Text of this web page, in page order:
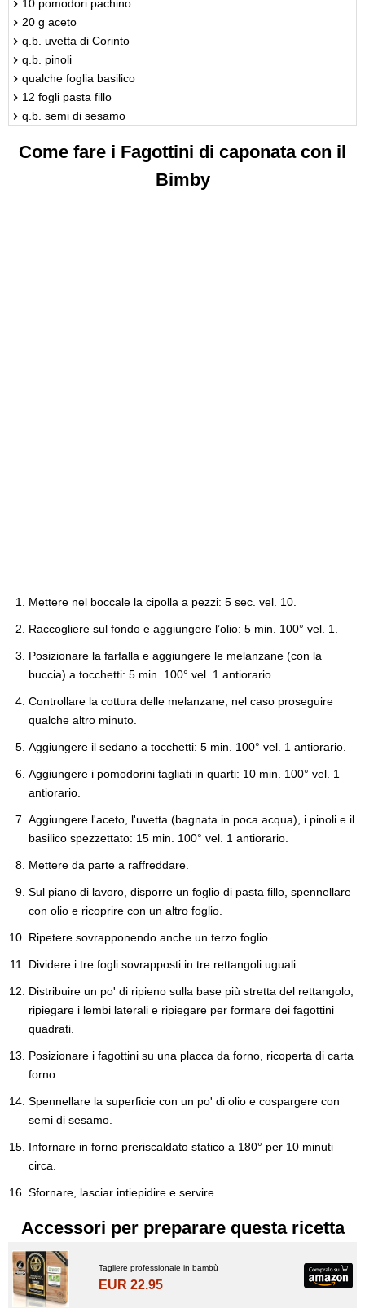
10 pomodori pachino
20 g aceto
q.b. uvetta di Corinto
q.b. pinoli
qualche foglia basilico
12 fogli pasta fillo
q.b. semi di sesamo
Come fare i Fagottini di caponata con il
Bimby
Mettere nel boccale la cipolla a pezzi: 5 sec. vel. 10.
Raccogliere sul fondo e aggiungere l’olio: 5 min. 100° vel. 1.
Posizionare la farfalla e aggiungere le melanzane (con la
buccia) a tocchetti: 5 min. 100° vel. 1 antiorario.
Controllare la cottura delle melanzane, nel caso proseguire
qualche altro minuto.
Aggiungere il sedano a tocchetti: 5 min. 100° vel. 1 antiorario.
Aggiungere i pomodorini tagliati in quarti: 10 min. 100° vel. 1
antiorario.
Aggiungere l'aceto, l'uvetta (bagnata in poca acqua), i pinoli e il
basilico spezzettato: 15 min. 100° vel. 1 antiorario.
Mettere da parte a raffreddare.
Sul piano di lavoro, disporre un foglio di pasta fillo, spennellare
con olio e ricoprire con un altro foglio.
Ripetere sovrapponendo anche un terzo foglio.
Dividere i tre fogli sovrapposti in tre rettangoli uguali.
Distribuire un po' di ripieno sulla base più stretta del rettangolo,
ripiegare i lembi laterali e ripiegare per formare dei fagottini
quadrati.
Posizionare i fagottini su una placca da forno, ricoperta di carta
forno.
Spennellare la superficie con un po' di olio e cospargere con
semi di sesamo.
Infornare in forno preriscaldato statico a 180° per 10 minuti
circa.
Sfornare, lasciar intiepidire e servire.
Accessori per preparare questa ricetta
Tagliere professionale in bambù
EUR 22.95